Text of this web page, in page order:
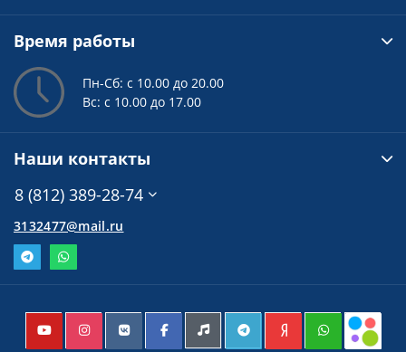
Время работы
Пн-Сб: с 10.00 до 20.00
Вс: с 10.00 до 17.00
Наши контакты
8 (812) 389-28-74
3132477@mail.ru